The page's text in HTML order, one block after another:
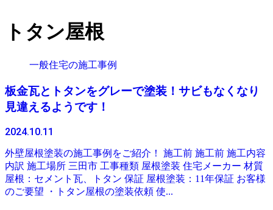
トタン屋根
一般住宅の施工事例
板金瓦とトタンをグレーで塗装！サビもなくなり
見違えるようです！
2024.10.11
外壁屋根塗装の施工事例をご紹介！ 施工前 施工前 施工内容
内訳 施工場所 三田市 工事種類 屋根塗装 住宅メーカー 材質
屋根：セメント瓦、トタン 保証 屋根塗装：11年保証 お客様
のご要望 ・トタン屋根の塗装依頼 使...